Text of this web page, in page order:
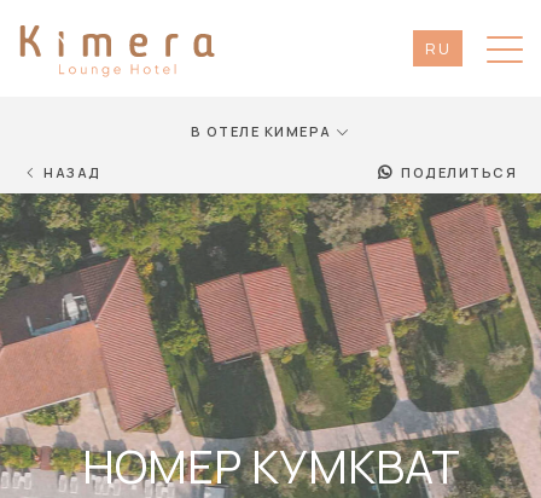
RU
НАЗАД
В ОТЕЛЕ КИМЕРА
ПОДЕЛИТЬСЯ
НОМЕР КУМКВАТ